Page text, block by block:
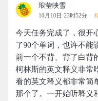
琅莹映雪
10月10日 23时52分
今天任务完成了，很开
了90个单词，也许不能
前一个不背、背了白背
柯林斯的英文释义非常
看的英文释义都非常简
那个了。一开始听释义